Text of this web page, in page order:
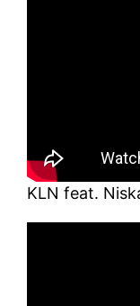
KLN feat.